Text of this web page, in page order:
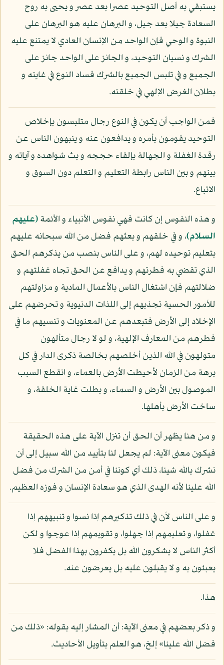
يستبقي به أصل التوحيد عصرا بعد عصر و يحيى به روح
السعادة جيلا بعد جيل، و البرهان عليه هو البرهان على
النبوة و الوحي فإن الواحد من الإنسان العادي لا يمتنع عليه
الشرك و نسيان التوحيد، و الجائز على الواحد جائز على
الجميع و في تلبس الجميع بالشرك فساد النوع في غايته و
بطلان الغرض الإلهي في خلقته.
فمن الواجب أن يكون في النوع رجال متلبسون بإخلاص
التوحيد يقومون بأمره و يدافعون عنه و ينبهون الناس عن
رقدة الغفلة و الجهالة بإلقاء حججه و بث شواهده و آياته و
بينهم و بين الناس رابطة التعليم و التعلم دون السوق و
الاتباع.
و هذه النفوس إن كانت فهي نفوس الأنبياء و الأئمة(عليهم
السلام)، و في خلقهم و بعثهم فضل من الله سبحانه عليهم
بتعليم توحيده لهم، و على الناس بنصب من يذكرهم الحق
الذي تقضي به فطرتهم و يدافع عن الحق تجاه غفلتهم و
ضلالتهم فإن اشتغال الناس بالأعمال المادية و مزاولتهم
للأمور الحسية تجذبهم إلى اللذات الدنيوية و تحرضهم على
الإخلاد إلى الأرض فتبعدهم عن المعنويات و تنسيهم ما في
فطرهم من المعارف الإلهية، و لو لا رجال متألهون
متولهون في الله الذين أخلصهم بخالصة ذكرى الدار في كل
برهة من الزمان لأحيطت الأرض بالعماء، و انقطع السبب
الموصول بين الأرض و السماء، و بطلت غاية الخلقة، و
ساخت الأرض بأهلها.
و من هنا يظهر أن الحق أن تنزل الآية على هذه الحقيقة
فيكون معنى الآية: لم يجعل لنا بتأييد من الله سبيل إلى أن
نشرك بالله شيئا، ذلك أي كوننا في أمن من الشرك من فضل
الله علينا لأنه الهدى الذي هو سعادة الإنسان و فوزه العظيم.
و على الناس لأن في ذلك تذكيرهم إذا نسوا و تنبيههم إذا
غفلوا، و تعليمهم إذا جهلوا، و تقويمهم إذا عوجوا و لكن
أكثر الناس لا يشكرون الله بل يكفرون بهذا الفضل فلا
يعبئون به و لا يقبلون عليه بل يعرضون عنه.
هذا.
و ذكر بعضهم في معنى الآية: أن المشار إليه بقوله: «ذلك من
فضل الله علينا» إلخ، هو العلم بتأويل الأحاديث.